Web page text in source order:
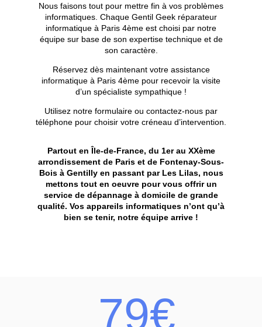
Nous faisons tout pour mettre fin à vos problèmes
informatiques. Chaque Gentil Geek réparateur
informatique à Paris 4ème est choisi par notre
équipe sur base de son expertise technique et de
son caractère.
Réservez dès maintenant votre assistance
informatique à Paris 4ème pour recevoir la visite
d’un spécialiste sympathique !
Utilisez notre formulaire ou contactez-nous par
téléphone pour choisir votre créneau d’intervention.
Partout en Île-de-France, du 1er au XXème
arrondissement de Paris et de Fontenay-Sous-
Bois à Gentilly en passant par Les Lilas, nous
mettons tout en oeuvre pour vous offrir un
service de dépannage à domicile de grande
qualité. Vos appareils informatiques n’ont qu’à
bien se tenir, notre équipe arrive !
79€